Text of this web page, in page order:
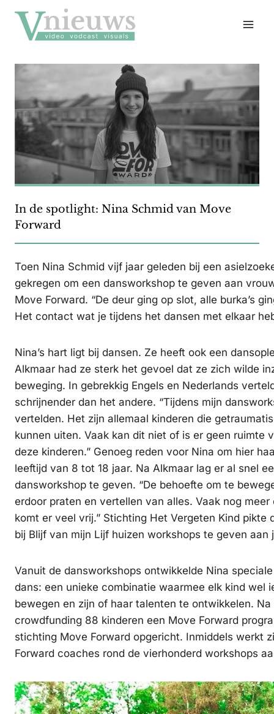
naar
inhoud
In de spotlight: Nina Schmid van Move
Forward
Toen Nina Schmid vijf jaar geleden bij een
gekregen om een dansworkshop te geven aan
Move Forward. “De deur ging op slot, alle burka’s
Het contact wat je tijdens het dansen met elkaar
Nina’s hart ligt bij dansen. Ze heeft ook een
Alkmaar had ze sterk het gevoel dat ze zich wilde
beweging. In gebrekkig Engels en Nederlands
schrijnender dan het andere. “Tijdens mijn
vertelden. Het zijn allemaal kinderen die
kunnen uiten. Vaak kan dit niet of is er geen ruimte
deze kinderen.” Genoeg reden voor Nina om hier
leeftijd van 8 tot 18 jaar. Na Alkmaar lag er al snel
dansworkshop te geven. “De behoefte om te
erdoor praten en vertellen van alles. Vaak nog
komt er veel vrij.” Stichting Het Vergeten Kind
bij Blijf van mijn Lijf huizen workshops te geven aan
Vanuit de dansworkshops ontwikkelde Nina
dans: een unieke combinatie waarmee elk kind
bewegen en zijn of haar talenten te ontwikkelen.
crowdfunding 88 kinderen een Move Forward
stichting Move Forward opgericht. Inmiddels werkt
Forward coaches rond de vierhonderd workshops